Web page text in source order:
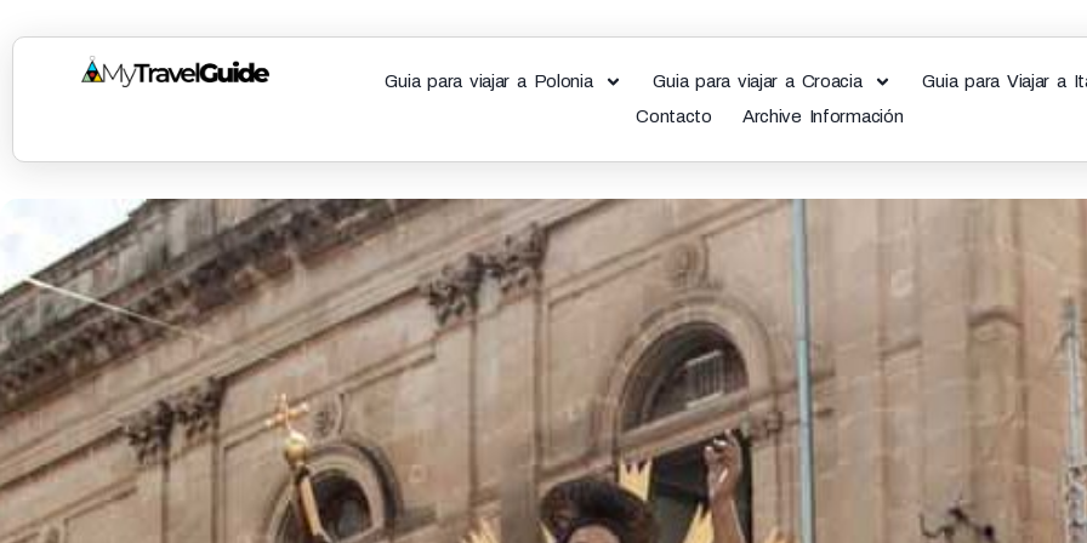
Guia para viajar a Polonia Guia para viajar a Croacia
Guia para Viajar a
Contacto
Archive Información